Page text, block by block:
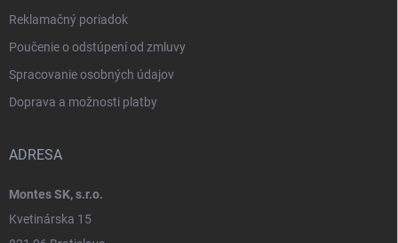
Reklamačný poriadok
Poučenie o odstúpení od zmluvy
Spracovanie osobných údajov
Doprava a možnosti platby
ADRESA
Montes SK, s.r.o.
Kvetinárska 15